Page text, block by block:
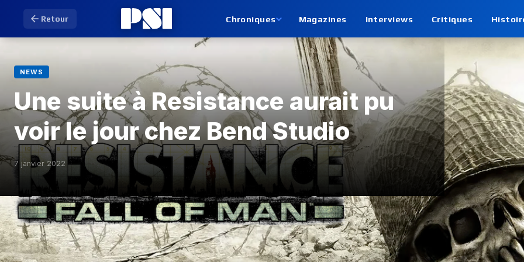
Retour Chroniques Magazines Interviews Critiques
NEWS
Une suite à Resistance aurait pu
voir le jour chez Bend Studio
7 janvier 2022